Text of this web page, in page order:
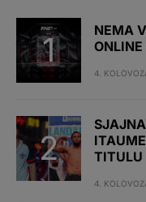
NEMA
ONLINE
4.
TITULU
4.